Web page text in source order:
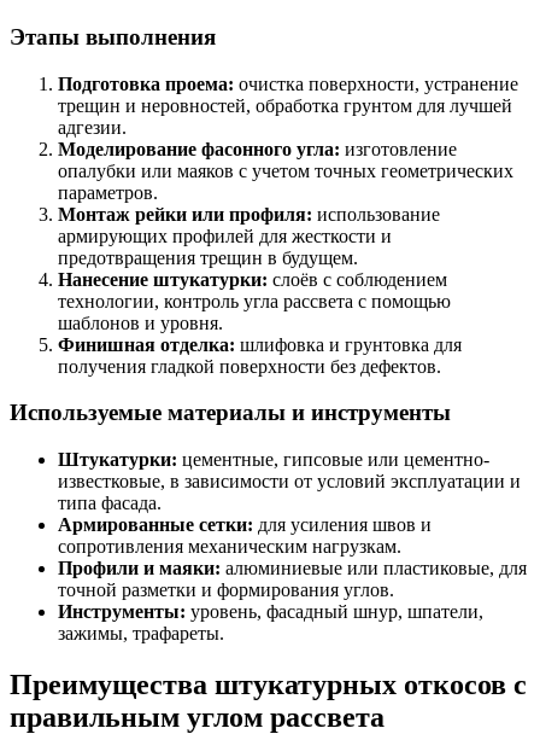
Этапы выполнения
Подготовка проема: очистка поверхности, устранение
трещин и неровностей, обработка грунтом для лучшей
адгезии.
Моделирование фасонного угла: изготовление
опалубки или маяков с учетом точных геометрических
параметров.
Монтаж рейки или профиля: использование
армирующих профилей для жесткости и
предотвращения трещин в будущем.
Нанесение штукатурки: слоёв с соблюдением
технологии, контроль угла рассвета с помощью
шаблонов и уровня.
Финишная отделка: шлифовка и грунтовка для
получения гладкой поверхности без дефектов.
Используемые материалы и инструменты
Штукатурки: цементные, гипсовые или цементно-
известковые, в зависимости от условий эксплуатации и
типа фасада.
Армированные сетки: для усиления швов и
сопротивления механическим нагрузкам.
Профили и маяки: алюминиевые или пластиковые, для
точной разметки и формирования углов.
Инструменты: уровень, фасадный шнур, шпатели,
зажимы, трафареты.
Преимущества штукатурных откосов с
правильным углом рассвета